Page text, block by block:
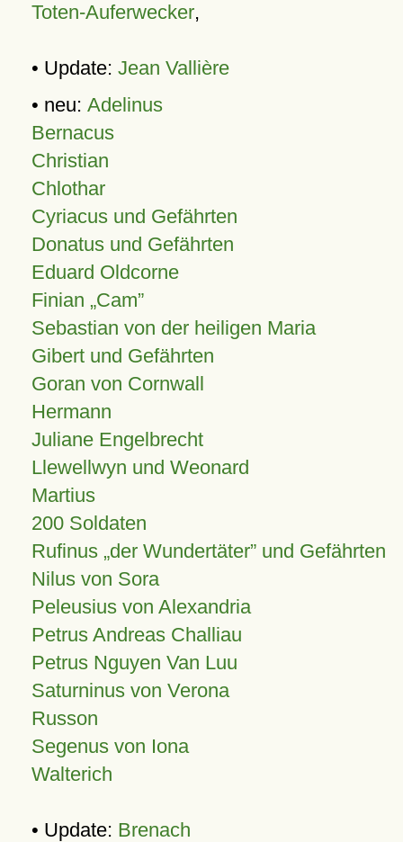
Toten-Auferwecker,
• Update: Jean Vallière
• neu: Adelinus
Bernacus
Christian
Chlothar
Cyriacus und Gefährten
Donatus und Gefährten
Eduard Oldcorne
Finian Cam
Sebastian von der heiligen Maria
Gibert und Gefährten
Goran von Cornwall
Hermann
Juliane Engelbrecht
Llewellwyn und Weonard
Martius
200 Soldaten
Rufinus „der Wundertäter” und Gefährten
Nilus von Sora
Peleusius von Alexandria
Petrus Andreas Challiau
Petrus Nguyen Van Luu
Saturninus von Verona
Russon
Segenus von Iona
Walterich
• Update: Brenach